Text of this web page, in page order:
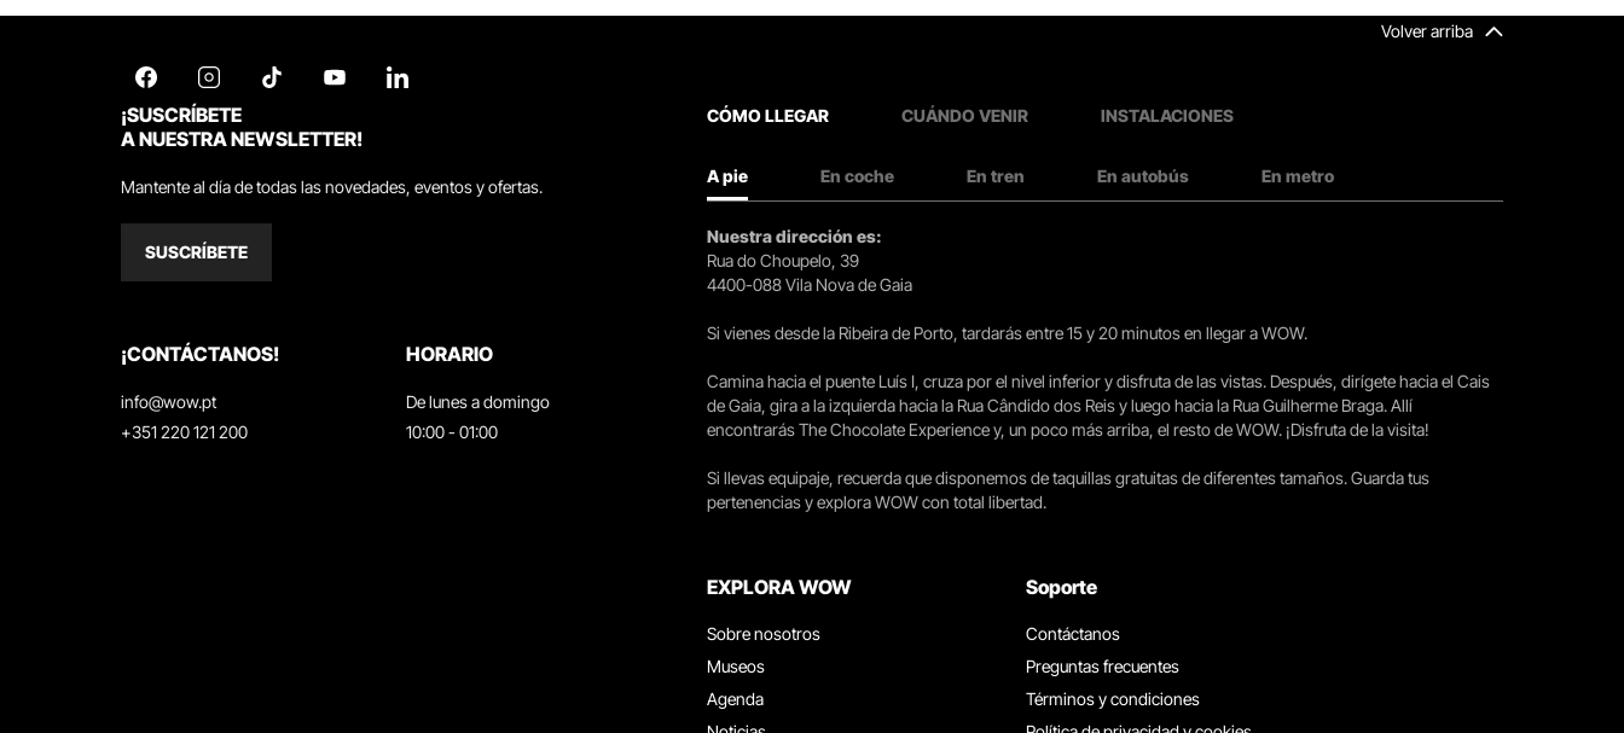
Volver arriba
¡SUSCRÍBETE
A NUESTRA NEWSLETTER!
Mantente al día de todas las novedades, eventos y ofertas.
SUSCRÍBETE
¡CONTÁCTANOS!
info@wow.pt
+351 220 121 200
HORARIO
De lunes a domingo
10:00 - 01:00
CÓMO LLEGAR CUÁNDO VENIR INSTALACIONES
A pie En coche En tren En autobús En metro
Nuestra dirección es:
Rua do Choupelo, 39
4400-088 Vila Nova de Gaia
Si vienes desde la Ribeira de Porto, tardarás entre 15 y 20 minutos en llegar a WOW.
Camina hacia el puente Luís I, cruza por el nivel inferior y disfruta de las vistas. Después, dirígete hacia el Cais
de Gaia, gira a la izquierda hacia la Rua Cândido dos Reis y luego hacia la Rua Guilherme Braga. Allí
encontrarás The Chocolate Experience y, un poco más arriba, el resto de WOW. ¡Disfruta de la visita!
Si llevas equipaje, recuerda que disponemos de taquillas gratuitas de diferentes tamaños. Guarda tus
pertenencias y explora WOW con total libertad.
EXPLORA WOW
Sobre nosotros
Museos
Agenda
Soporte
Contáctanos
Preguntas frecuentes
Términos y condiciones